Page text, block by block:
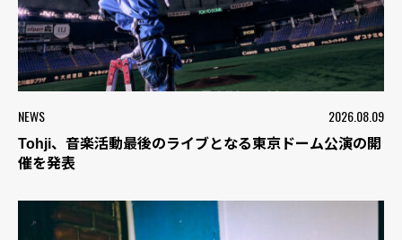
NEWS 2026.08.09
Tohji、音楽活動最後のライブとなる東京ドーム公演の開
催を発表